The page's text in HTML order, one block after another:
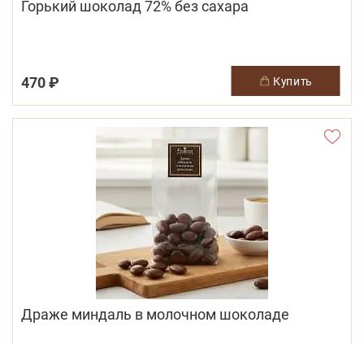
Горький шоколад 72% без сахара
470 ₽ купить
Драже миндаль в молочном шоколаде